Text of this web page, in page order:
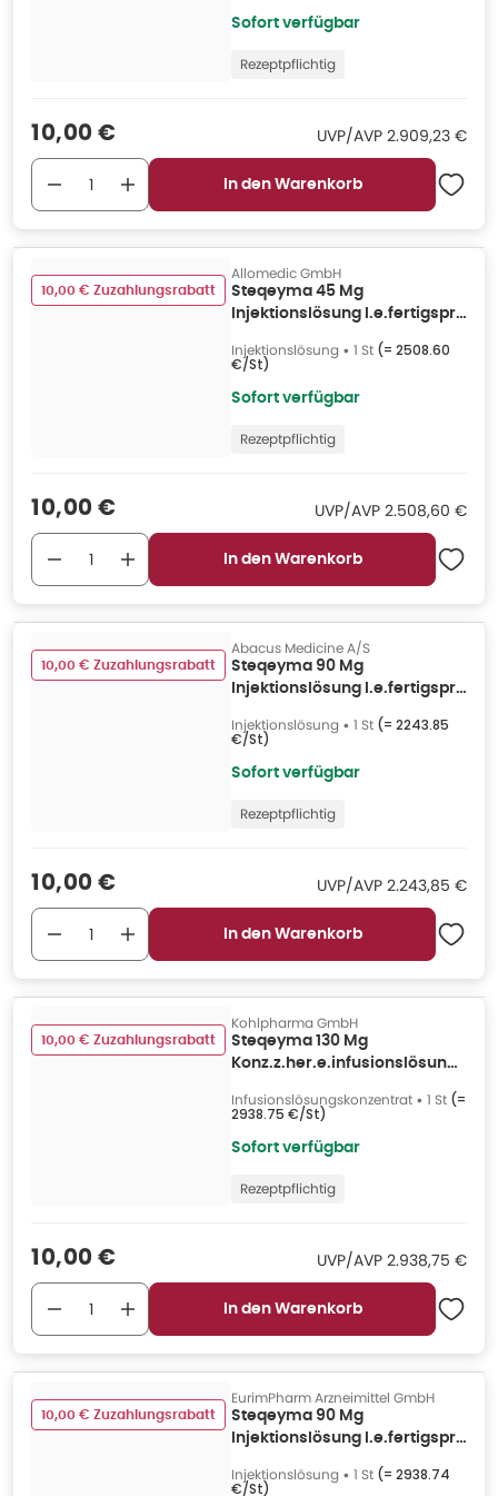
Sofort verfügbar
Rezeptpflichtig
Verkaufspreis
10,00 € UVP/AVP UVP/AVP
2.909,23 €
In den Warenkorb
10,00 € Zuzahlungsrabatt
Allomedic GmbH
Steqeyma 45 Mg
Injektionslösung I.e.fertigspr.
Injektionslösung • 1 St (= 2508.60
€/St)
Sofort verfügbar
Rezeptpflichtig
Verkaufspreis
10,00 € UVP/AVP UVP/AVP
2.508,60 €
In den Warenkorb
10,00 € Zuzahlungsrabatt
Abacus Medicine A/S
Steqeyma 90 Mg
Injektionslösung I.e.fertigspr.
Injektionslösung • 1 St (= 2243.85
€/St)
Sofort verfügbar
Rezeptpflichtig
Verkaufspreis
10,00 € UVP/AVP UVP/AVP
2.243,85 €
In den Warenkorb
10,00 € Zuzahlungsrabatt
Kohlpharma GmbH
Steqeyma 130 Mg
Konz.z.her.e.infusionslösung
Infusionslösungskonzentrat • 1 St (=
2938.75 €/St)
Sofort verfügbar
Rezeptpflichtig
Verkaufspreis
10,00 € UVP/AVP UVP/AVP
2.938,75 €
In den Warenkorb
10,00 € Zuzahlungsrabatt
EurimPharm Arzneimittel GmbH
Steqeyma 90 Mg
Injektionslösung I.e.fertigspr.
Injektionslösung • 1 St (= 2938.74
€/St)